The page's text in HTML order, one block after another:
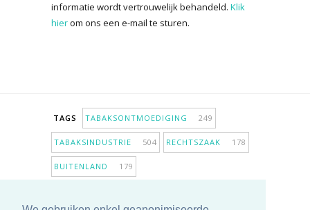
informatie wordt vertrouwelijk behandeld. Klik
hierom ons een e-mail te sturen.
TAGS TABAKSONTMOEDIGING 249
TABAKSINDUSTRIE 504 RECHTSZAAK 178
BUITENLAND 179